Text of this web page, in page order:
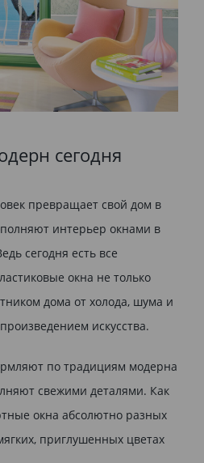
сегодня
превращает свой дом в
интерьер окнами в
сегодня есть все
окна не только
дома от холода, шума и
искусства.
по традициям модерна
свежими деталями. Как
окна абсолютно разных
приглушенных цветах